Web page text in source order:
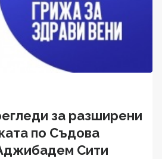
за разширени
по Съдова
Сити